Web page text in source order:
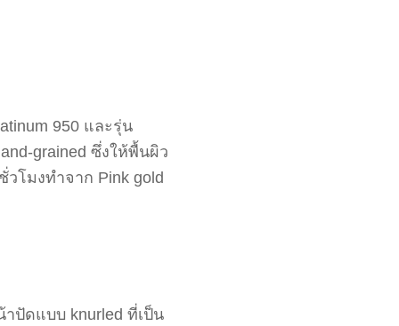
950 และรุ่น
grained ซึ่งให้พื้นผิว
โมงทำจาก Pink gold
ปัดแบบ knurled ที่เป็น